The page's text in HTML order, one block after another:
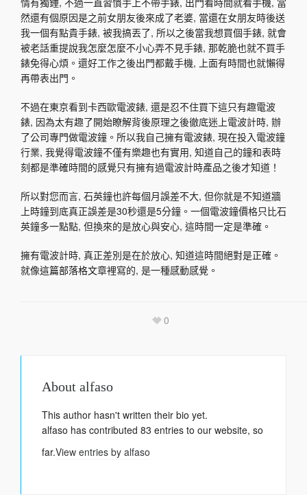
然還有個原因是之前女朋友後來成了老婆, 當還在女朋友時後送
我一個有點貴手錶, 被我搞丟了, 所以之後當我想買個手錶, 就會
被老話重提說我怎麼怎麼不小心弄不見手錶, 那乾脆也就不買手
錶免得心煩。還好工作之後出門都戴手機, 上面有時間也就懶得
再帶表出門。
不過在東京看到卡西歐電波錶, 還是忍不住買下這只有趣電波
錶, 因為太有趣了開始瞭解背後原理之後徹底迷上電波計時, 辦
了公司專門做電波鐘。所以我自己擁有電波錶, 現在投入電波鐘
行業, 我覺得電波鐘不僅有樂趣也有實用, 知道自己的鐘和表時
刻都是準確時間的感覺只有擁有過電波計時產品之後才知道！
所以對您而言, 石英鐘也許每個月誤差不大, 但你就是不知道牆
上時鐘到底真正誤差是30秒還是5分鐘。一個電波鐘價格只比石
英鐘多一點點, 但換來的是放心與安心, 這時間一定是準確。
擁有電波計時, 真正差別是在於放心, 知道這時間絕對是正確。
就像這篇部落格文章裡寫的, 是一種感動感覺。
0
About alfaso
This author hasn't written their bio yet.
alfaso has contributed 83 entries to our website, so
far.View entries by alfaso